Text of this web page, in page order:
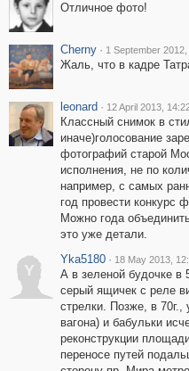
Отличное фото!
Cherny · 1 September
Жаль, что в кадре
leonard · 12 April 2013,
Классный снимок в
иначе)голосование
фотографий старой
исполнения, не по
например, с самых
год провести конкурс
Можно года
это уже детали.
Y
Yka5180 · 18 May 2013,
А в зеленой будочке в
серый ящичек с реле
стрелки. Позже, в 70г.,
вагона) и бабульки
реконструкции
переносе путей